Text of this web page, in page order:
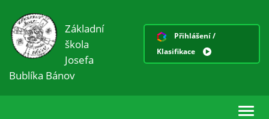
Základní
škola
Josefa
Bublíka Bánov
Přihlášení /
Klasifikace